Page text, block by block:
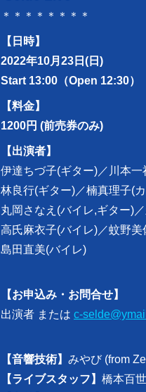
＊＊＊＊＊＊＊＊
【日時】
2022年10月23日(日)
Start 13:00（Open 12:30）
【料金】
1200円 (前売券のみ)
【出演者】
伊達ちづ子(ギター)／ 川本
林良行(ギター)／楠真理子(
丸岡さなえ(バイレ,ギター)／
高氏麻衣子(バイレ)／蚊野美
島田直美(バイレ)
【お申込み・お問合せ】
出演者 または c-
【音響技術】 みやび (from
【ライブスタッフ】 橋本百世